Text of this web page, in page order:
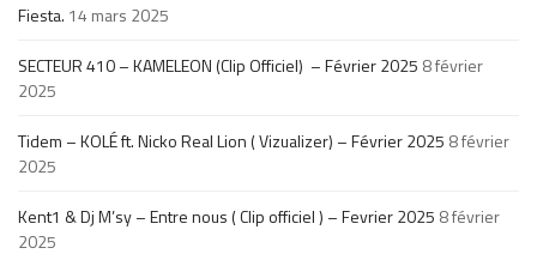
Fiesta. 14 mars 2025
SECTEUR 410 – KAMELEON (Clip Officiel) – Février 2025 8 février
2025
Tidem – KOLÉ ft. Nicko Real Lion ( Vizualizer) – Février 2025 8 février
2025
Kent1 & Dj M’sy – Entre nous ( Clip officiel ) – Fevrier 2025 8 février
2025